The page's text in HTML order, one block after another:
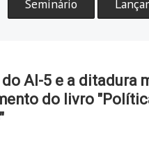
Seminário
do AI-5 e a ditadura
do livro